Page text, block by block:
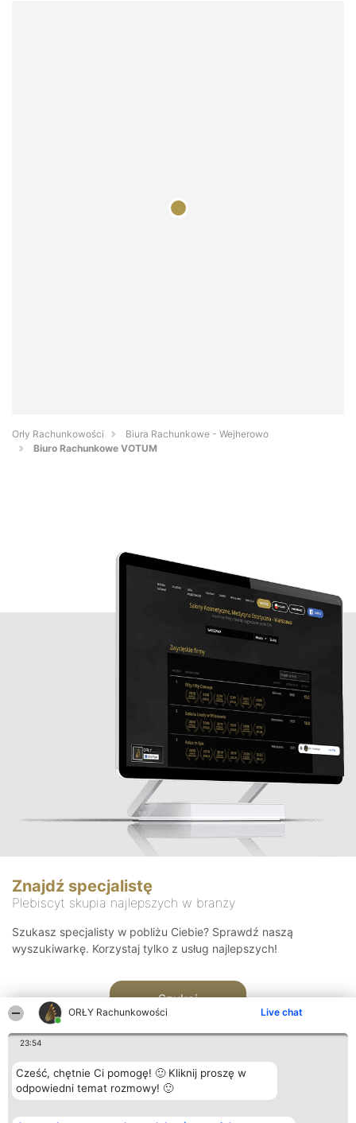
ORŁY Rachunkowości Live chat
23:54
Cześć, chętnie Ci pomogę! 🙂 Kliknij proszę w
odpowiedni temat rozmowy! 🙂
Orły Rachunkowości
Biura Rachunkowe - Wejherowo
Biuro Rachunkowe VOTUM
Znajdź specjalistę
Plebiscyt skupia najlepszych w branży
Szukasz specjalisty w pobliżu Ciebie? Sprawdź naszą
wyszukiwarkę. Korzystaj tylko z usług najlepszych!
Szukaj
Organizator plebiscytu Plebiscyt Kontakt